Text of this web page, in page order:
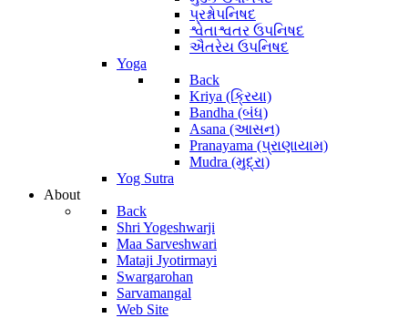
પ્રશ્નોપનિષદ
શ્વેતાશ્વતર ઉપનિષદ
ઐતરેય ઉપનિષદ
Yoga
Back
Kriya (ક્રિયા)
Bandha (બંધ)
Asana (આસન)
Pranayama (પ્રાણાયામ)
Mudra (મુદ્રા)
Yog Sutra
About
Back
Shri Yogeshwarji
Maa Sarveshwari
Mataji Jyotirmayi
Swargarohan
Sarvamangal
Web Site